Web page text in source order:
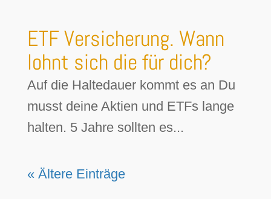
ETF Versicherung. Wann
lohnt sich die für dich?
Auf die Haltedauer kommt es an Du
musst deine Aktien und ETFs lange
halten. 5 Jahre sollten es...
« Ältere Einträge